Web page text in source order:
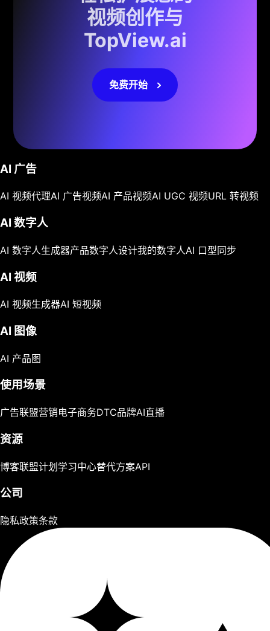
视频创作与
TopView.ai
免费开始
AI 广告
AI 视频代理AI 广告视频AI 产品视频AI UGC 视频URL 转视频
AI 数字人
AI 数字人生成器产品数字人设计我的数字人AI 口型同步
AI 视频
AI 视频生成器AI 短视频
AI 图像
AI 产品图
使用场景
广告联盟营销电子商务DTC品牌AI直播
资源
博客联盟计划学习中心替代方案API
公司
隐私政策条款